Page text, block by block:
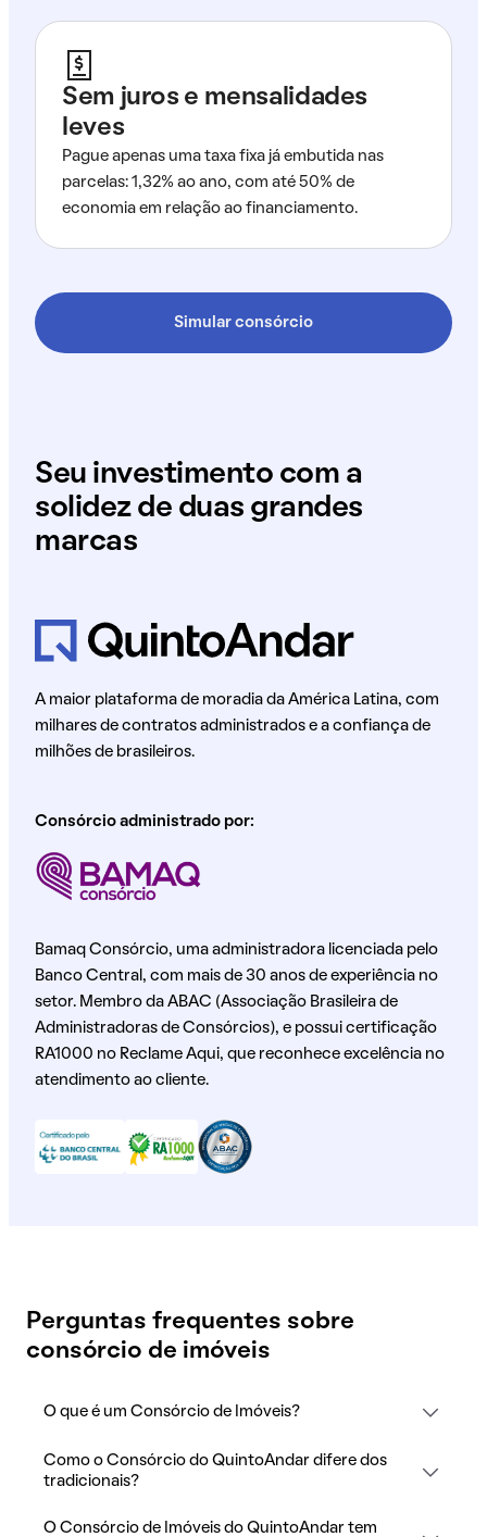
Sem juros e mensalidades
leves
Pague apenas uma taxa fixa já embutida nas
parcelas: 1,32% ao ano, com até 50% de
economia em relação ao financiamento.
Simular consórcio
Seu investimento com a
solidez de duas grandes
marcas
A maior plataforma de moradia da América Latina, com
milhares de contratos administrados e a confiança de
milhões de brasileiros.
Consórcio administrado por:
Bamaq Consórcio, uma administradora licenciada pelo
Banco Central, com mais de 30 anos de experiência no
setor. Membro da ABAC (Associação Brasileira de
Administradoras de Consórcios), e possui certificação
RA1000 no Reclame Aqui, que reconhece excelência no
atendimento ao cliente.
Perguntas frequentes sobre
consórcio de imóveis
O que é um Consórcio de Imóveis?
Como o Consórcio do QuintoAndar difere dos
tradicionais?
O Consórcio de Imóveis do QuintoAndar tem